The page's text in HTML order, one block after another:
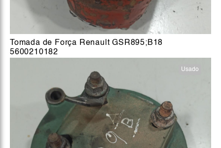
Tomada de Força Renault GSR895;B18
5600210182
Usado